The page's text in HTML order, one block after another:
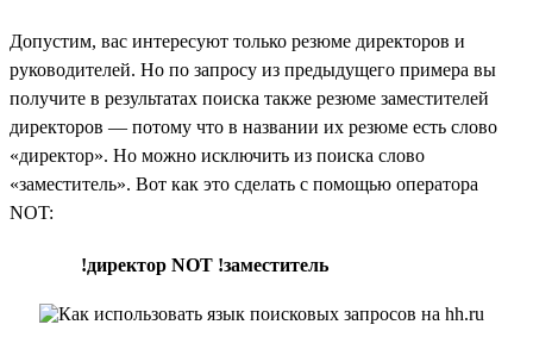
Допустим, вас интересуют только резюме директоров и
руководителей. Но по запросу из предыдущего примера вы
получите в результатах поиска также резюме заместителей
директоров — потому что в названии их резюме есть слово
«директор». Но можно исключить из поиска слово
«заместитель». Вот как это сделать с помощью оператора
NOT:
!директор NOT !заместитель